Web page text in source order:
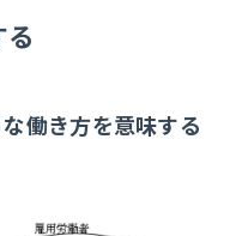
働き方を意味する